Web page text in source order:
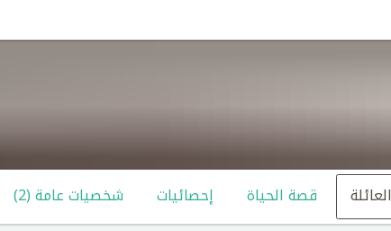
العائلة قصة الحياة إحصائيات شخصيات عامة (2)